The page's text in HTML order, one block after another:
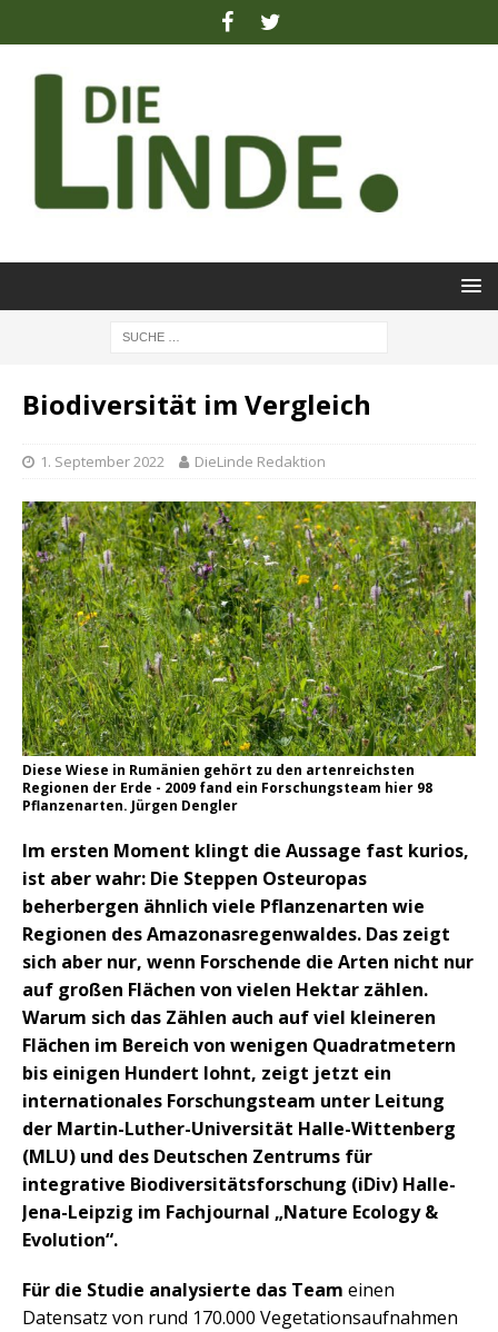
Biodiversität im Vergleich
1. September 2022 DieLinde Redaktion
Diese Wiese in Rumänien gehört zu den artenreichsten
Regionen der Erde - 2009 fand ein Forschungsteam hier 98
Pflanzenarten. Jürgen Dengler
Im ersten Moment klingt die Aussage fast kurios,
ist aber wahr: Die Steppen Osteuropas
beherbergen ähnlich viele Pflanzenarten wie
Regionen des Amazonasregenwaldes. Das zeigt
sich aber nur, wenn Forschende die Arten nicht nur
auf großen Flächen von vielen Hektar zählen.
Warum sich das Zählen auch auf viel kleineren
Flächen im Bereich von wenigen Quadratmetern
bis einigen Hundert lohnt, zeigt jetzt ein
internationales Forschungsteam unter Leitung
der Martin-Luther-Universität Halle-Wittenberg
(MLU) und des Deutschen Zentrums für
integrative Biodiversitätsforschung (iDiv) Halle-
Jena-Leipzig im Fachjournal „Nature Ecology &
Evolution“.
Für die Studie analysierte das Team einen
Datensatz von rund 170.000 Vegetationsaufnahmen